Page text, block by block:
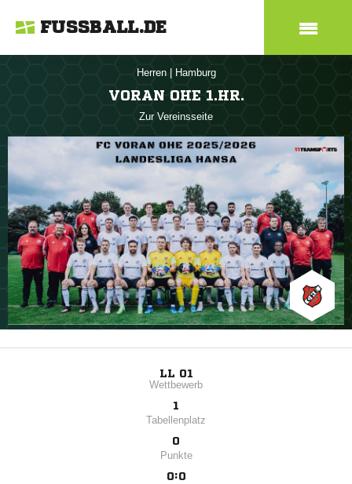
FUSSBALL.DE
Herren Hamburg
VORAN OHE 1.HR.
Zur Vereinsseite
LL 01
Wettbewerb
1
Tabellenplatz
0
Punkte
0:0